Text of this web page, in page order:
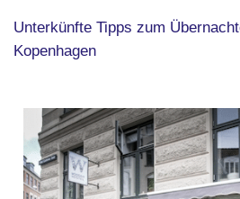
Unterkünfte Tipps zum
Kopenhagen